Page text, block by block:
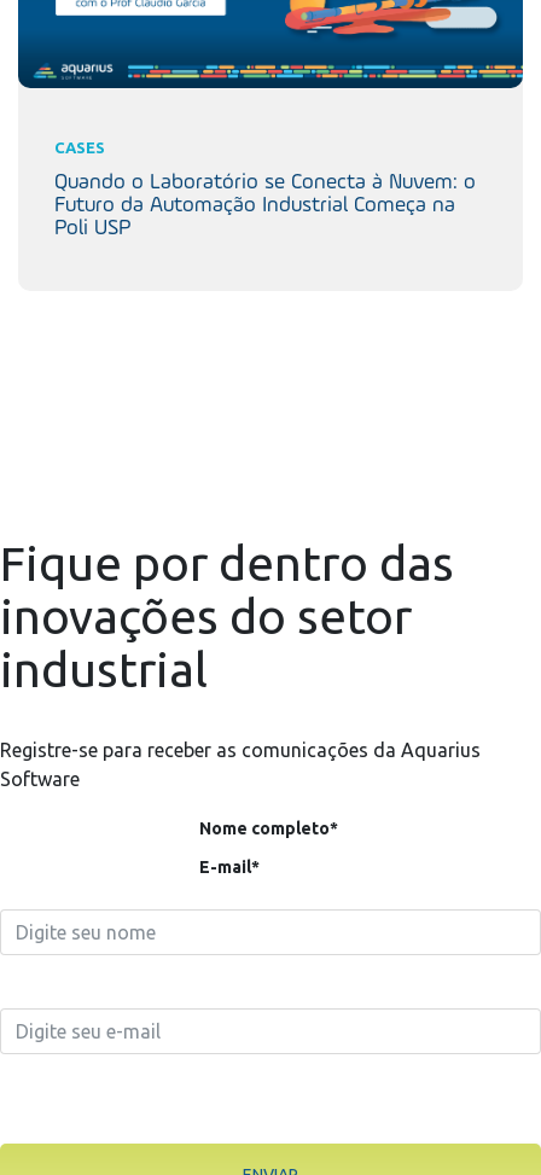
CASES
Quando o Laboratório se Conecta à Nuvem: o
Futuro da Automação Industrial Começa na
Poli USP
Fique por dentro das
inovações do setor
industrial
Registre-se para receber as comunicações da Aquarius
Software
Nome completo*
E-mail*